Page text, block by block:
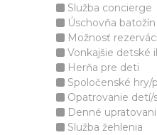
Služba concierge
Úschovňa batožín
Možnosť
Vonkajšie detské
Herňa pre deti
Spoločenské hry/
Opatrovanie detí/
Denné
Služba žehlenia